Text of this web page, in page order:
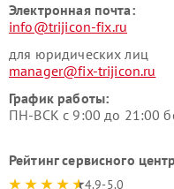
Электронная почта:
info@trijicon-fix.ru
для юридических лиц
manager@fix-trijicon.ru
График работы:
ПН-ВСК с 9:00 до 21:00
Рейтинг сервисного
4.9-5.0